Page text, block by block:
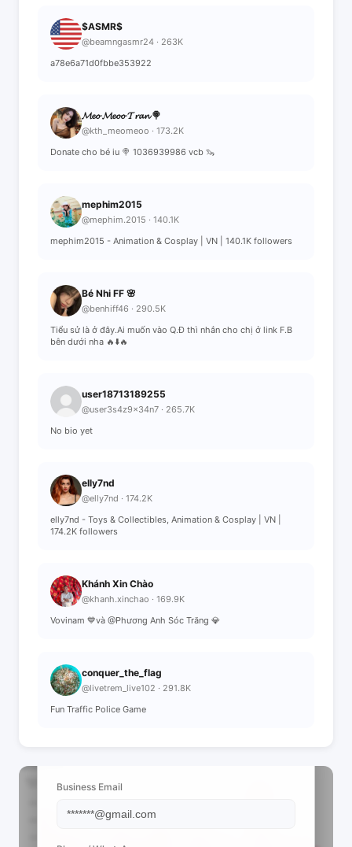
$ASMR$
@beamngasmr24 · 263K
a78e6a71d0fbbe353922
𝓜𝓮𝓸 𝓜𝓮𝓸𝓸 𝓣𝓻𝓪𝓷 🍭
@kth_meomeoo · 173.2K
Donate cho bé iu 🍭 1036939986 vcb 🦦
mephim2015
@mephim.2015 · 140.1K
mephim2015 - Animation & Cosplay | VN | 140.1K followers
Bé Nhi FF 🌸
@benhiff46 · 290.5K
Tiểu sử là ở đây.Ai muốn vào Q.Đ thì nhắn cho chị ở link F.B
bên dưới nha 🔥⬇️🔥
user18713189255
@user3s4z9x34n7 · 265.7K
No bio yet
elly7nd
@elly7nd · 174.2K
elly7nd - Toys & Collectibles, Animation & Cosplay | VN |
174.2K followers
Khánh Xin Chào
@khanh.xinchao · 169.9K
Vovinam 💙và @Phương Anh Sóc Trăng 💎
conquer_the_flag
@livetrem_live102 · 291.8K
Fun Traffic Police Game
Business Email